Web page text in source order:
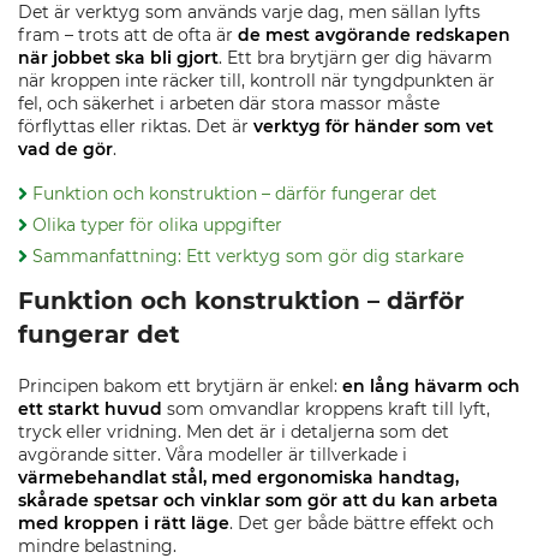
Det är verktyg som används varje dag, men sällan lyfts
fram – trots att de ofta är de mest avgörande redskapen
när jobbet ska bli gjort. Ett bra brytjärn ger dig hävarm
när kroppen inte räcker till, kontroll när tyngdpunkten är
fel, och säkerhet i arbeten där stora massor måste
förflyttas eller riktas. Det är verktyg för händer som vet
vad de gör.
Funktion och konstruktion – därför fungerar det
Olika typer för olika uppgifter
Sammanfattning: Ett verktyg som gör dig starkare
Funktion och konstruktion – därför
fungerar det
Principen bakom ett brytjärn är enkel: en lång hävarm och
ett starkt huvud som omvandlar kroppens kraft till lyft,
tryck eller vridning. Men det är i detaljerna som det
avgörande sitter. Våra modeller är tillverkade i
värmebehandlat stål, med ergonomiska handtag,
skårade spetsar och vinklar som gör att du kan arbeta
med kroppen i rätt läge. Det ger både bättre effekt och
mindre belastning.